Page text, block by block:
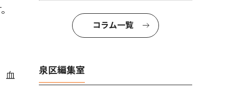
血
コラム一覧
泉区編集室